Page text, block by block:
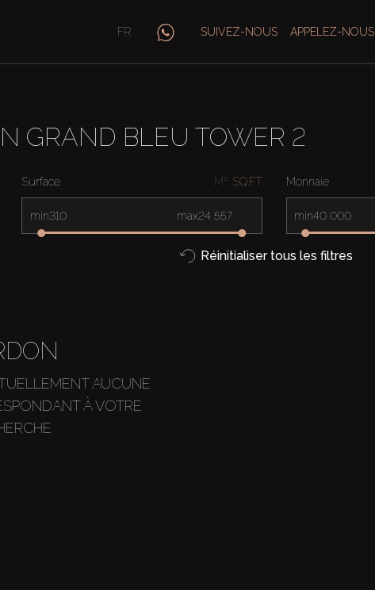
FR SUIVEZ-NOUS APPELEZ-NOUS
GRAND BLEU TOWER 2
Surface M² SQ.FT
min max
Monnaie
min
Réinitialiser tous les filtres
AUCUNE
À VOTRE